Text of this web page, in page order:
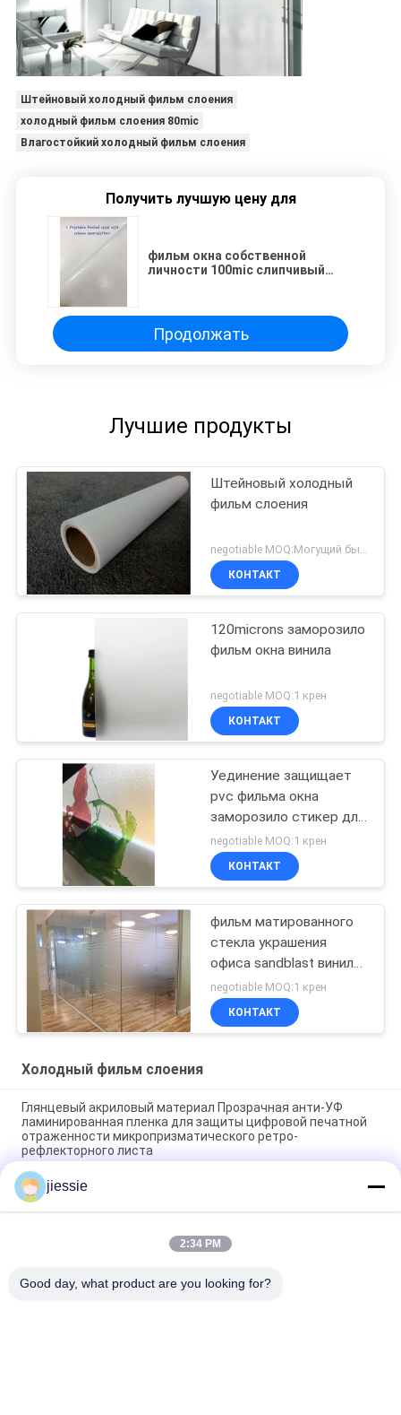
Штейновый холодный фильм слоения
холодный фильм слоения 80mic
Влагостойкий холодный фильм слоения
Получить лучшую цену для
фильм окна собственной
личности 100mic слипчивый
bathroom
Продолжать
Лучшие продукты
Штейновый холодный
фильм слоения
КОНТАКТ
120microns заморозило
фильм окна винила
negotiable MOQ:1 крен
КОНТАКТ
Уединение защищает
pvc фильма окна
заморозило стикер для
стеклянного украшения
negotiable MOQ:1 крен
КОНТАКТ
фильм матированного
стекла украшения
офиса sandblast винил
собственной личности
PVC слипчивый
negotiable MOQ:1 крен
КОНТАКТ
Холодный фильм слоения
Глянцевый акриловый материал Прозрачная анти-УФ
ламинированная пленка для защиты цифровой печатной
отраженности микропризматического ретро-
рефлекторного листа
Сопротивление 100mic погоды заморозило стикеры
винила для графиков окна
Неклеящаяся прозрачная / белая замороженная
статическая клеящаяся пленка Оконные пленки для
jiessie
2:34 PM
Good day, what product are you looking for?